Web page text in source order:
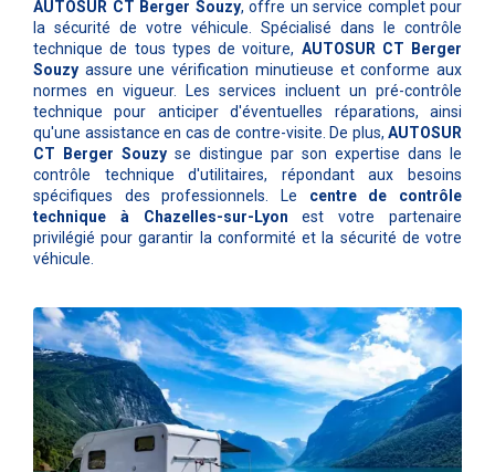
AUTOSUR CT Berger Souzy, offre un service complet pour
la sécurité de votre véhicule. Spécialisé dans le contrôle
technique de tous types de voiture, AUTOSUR CT Berger
Souzy assure une vérification minutieuse et conforme aux
normes en vigueur. Les services incluent un pré-contrôle
technique pour anticiper d'éventuelles réparations, ainsi
qu'une assistance en cas de contre-visite. De plus, AUTOSUR
CT Berger Souzy se distingue par son expertise dans le
contrôle technique d'utilitaires, répondant aux besoins
spécifiques des professionnels. Le centre de contrôle
technique à Chazelles-sur-Lyon est votre partenaire
privilégié pour garantir la conformité et la sécurité de votre
véhicule.